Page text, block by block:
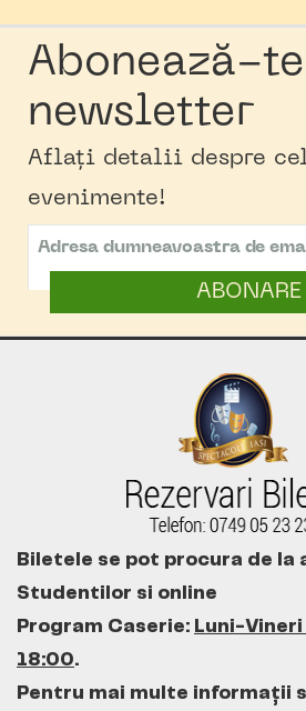
Abonează-
newsletter
Aflați detalii despre
evenimente!
ABONARE
Biletele se pot procura de la
Studentilor si online
Program Caserie: Luni-
18:00.
Pentru mai multe informații